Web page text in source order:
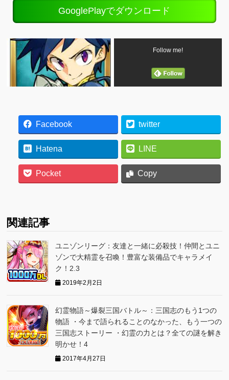
GooglePlayでダウンロード
Follow me!
Facebook twitter
Hatena LINE
Pocket Copy
関連記事
ユニゾンリーグ：友達と一緒に必殺技！仲間とユニ
ゾンで大精霊を召喚！豊富な装備品でキャラメイ
ク！2.3
2019年2月2日
幻霊物語～爆裂三国バトル～：三国志のもう1つの
物語 ・今まで語られることのなかった、もう一つの
三国志ストーリー ・幻霊の力とは？全ての謎を解き
明かせ！4
2017年4月27日